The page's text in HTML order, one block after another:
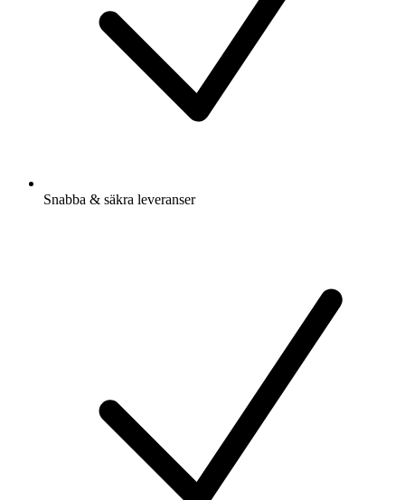
Snabba & säkra leveranser